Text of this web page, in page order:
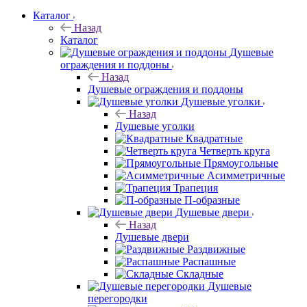
Каталог
Назад
Каталог
Душевые
ограждения и поддоны
Назад
Душевые ограждения и поддоны
Душевые уголки
Назад
Душевые уголки
Квадратные
Четверть круга
Прямоугольные
Асимметричные
Трапеция
П-образные
Душевые двери
Назад
Душевые двери
Раздвижные
Распашные
Складные
Душевые
перегородки